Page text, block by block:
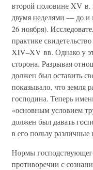
второй половине XV в.
двумя неделями — до и
26 ноября).
практике
XIV–XV вв. Однако у
сторона. Разрывая
должен был оставить
показывало, что земля
господина. Теперь
«основным условием
должен был давать
в его пользу
Нормы
противоречии с